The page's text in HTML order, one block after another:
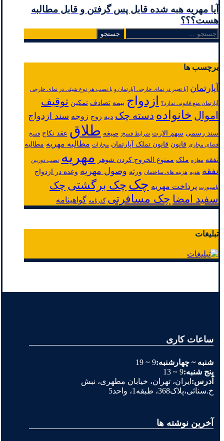
آیا مهریه هبه شده قابل پس گرفتن و قابل مطالبه
هست؟؟؟
جستجو
برای:
برچسب ها
آپارتمان آیا تغییر در نمای خارجی آپارتمان و یا نصب هر نوع شیئی در نمای خارجی
آپارتمان منع قانونی ندارد؟ ازدواج بیمه تصادف تمکین توقیف
اموال خانواده دسته چک دیه زوج زوجه سند ازدواج
سند رسمی سهم الارث شرایط فسخ: صیغه طلاق عقد نکاح فسخ
فضای مجازی قانون قانون تملک آپارتمان مجازات مطالبه مهریه مطالبه
نفقه مغازه ملک ممنوع الخروج کردن شوهر مهریه نصب دوربین
نفقه هدیه هزینه های ساختمان ورثه وصول مهریه وعده در ازدواج
پاسپورت پرداخت مهریه چک چک برگشتی چک
سفید امضا چک مسافرتی گذرنامه گواهینامه
تبلیغات
ساعات کاری
شنبه ~ چهارشنبه:9 ~ 19
پنج شنبه:9 ~ 13
آدرس: ایران، تهران، خیابان مطهری، نبش
خ.سنائی،پلاک368، طبقه1، واحد5
آخرین نوشته ها